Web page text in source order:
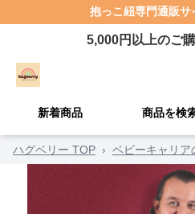
抱っこ紐専門通販サ
5,000円以上のご
新着商品 商品を検
ハグベリー TOP › ベビーキャリア